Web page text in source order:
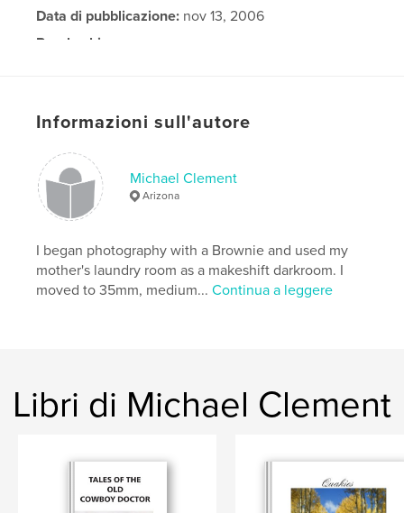
Data di pubblicazione: nov 13, 2006
Parole chiave
Informazioni sull'autore
Michael Clement
Arizona
I began photography with a Brownie and used my
mother's laundry room as a makeshift darkroom. I
moved to 35mm, medium...Continua a leggere
Libri di Michael Clement